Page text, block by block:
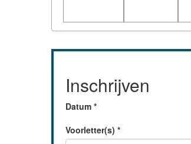
Inschrijven
Datum *
Voorletter(s) *